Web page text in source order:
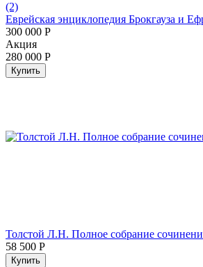
(2)
Еврейская энциклопедия Брокгауза и
300 000 Р
Aкция
280 000 Р
Купить
Толстой Л.Н. Полное собрание
58 500 Р
Купить